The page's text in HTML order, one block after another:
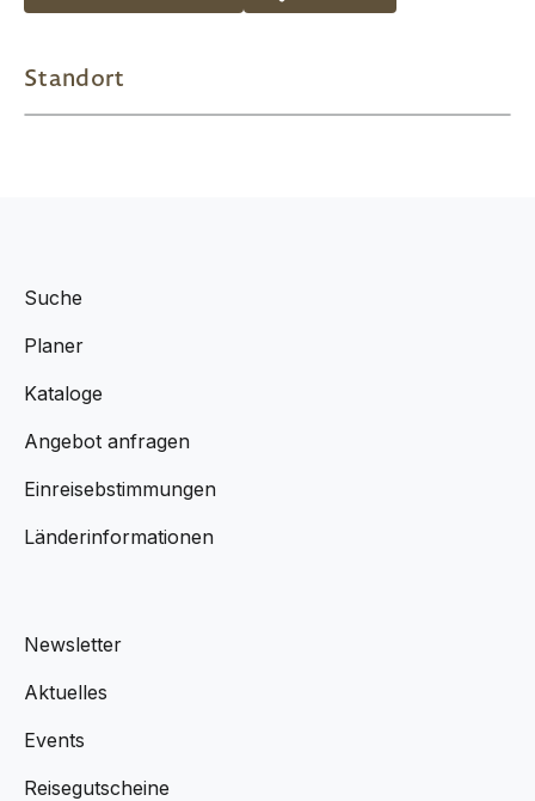
Standort
Suche
Planer
Kataloge
Angebot anfragen
Einreisebstimmungen
Länderinformationen
Newsletter
Aktuelles
Events
Reisegutscheine